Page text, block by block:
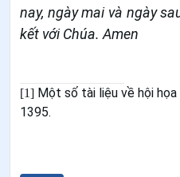
nay, ngày mai và ngày
kết với Chúa. Amen
[1] Một số tài liệu về hội
1395.